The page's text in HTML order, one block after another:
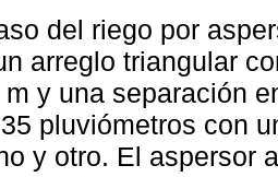
del riego por
arreglo triangular
m y una separación
pluviómetros con
y otro. El aspersor